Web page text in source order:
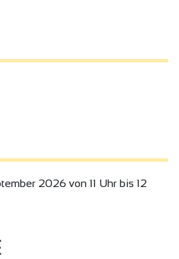
2026 von 11 Uhr bis 12